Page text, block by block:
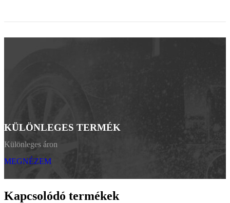
KÜLÖNLEGES TERMÉK
Különleges áron
MEGNÉZEM
Kapcsolódó termékek